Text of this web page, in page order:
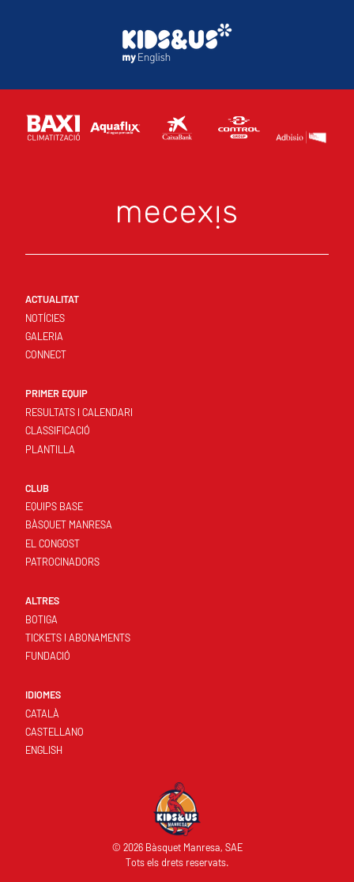
ACTUALITAT
NOTÍCIES
GALERIA
CONNECT
PRIMER EQUIP
RESULTATS I CALENDARI
CLASSIFICACIÓ
PLANTILLA
CLUB
EQUIPS BASE
BÀSQUET MANRESA
EL CONGOST
PATROCINADORS
ALTRES
BOTIGA
TICKETS I ABONAMENTS
FUNDACIÓ
IDIOMES
CATALÀ
CASTELLANO
ENGLISH
© 2026 Bàsquet Manresa, SAE
Tots els drets reservats.